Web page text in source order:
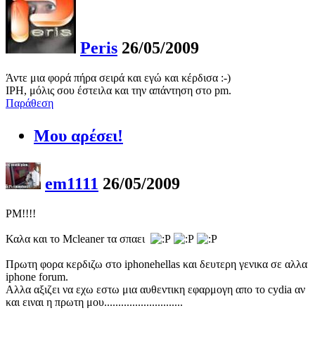
Peris 26/05/2009
Άντε μια φορά πήρα σειρά και εγώ και κέρδισα :-)
IPH, μόλις σου έστειλα και την απάντηση στο pm.
Παράθεση
Μου αρέσει!
em1111 26/05/2009
PM!!!!
Καλα και το Mcleaner τα σπαει
Πρωτη φορα κερδιζω στο iphonehellas και δευτερη γενικα σε αλλα
iphone forum.
Αλλα αξιζει να εχω εστω μια αυθεντικη εφαρμογη απο το cydia αν
και ειναι η πρωτη μου............................